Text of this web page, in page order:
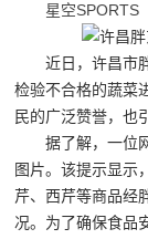
司-
仓
储
货
星空SPORTS
近日，许昌市胖
检验不合格的蔬菜
民的广泛赞誉，也
据了解，一位网
图片。该提示显示
芹、西芹等商品经
况。为了确保食品